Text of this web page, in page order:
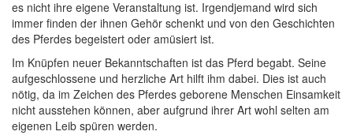
es nicht ihre eigene Veranstaltung ist. Irgendjemand wird sich
immer finden der ihnen Gehör schenkt und von den Geschichten
des Pferdes begeistert oder amüsiert ist.
Im Knüpfen neuer Bekanntschaften ist das Pferd begabt. Seine
aufgeschlossene und herzliche Art hilft ihm dabei. Dies ist auch
nötig, da im Zeichen des Pferdes geborene Menschen Einsamkeit
nicht ausstehen können, aber aufgrund ihrer Art wohl selten am
eigenen Leib spüren werden.